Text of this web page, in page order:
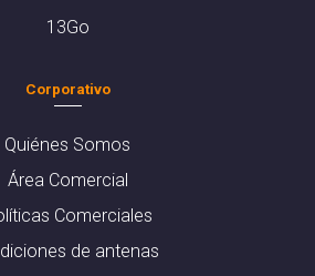
13Go
Corporativo
Quiénes Somos
Área Comercial
Comerciales
de antenas